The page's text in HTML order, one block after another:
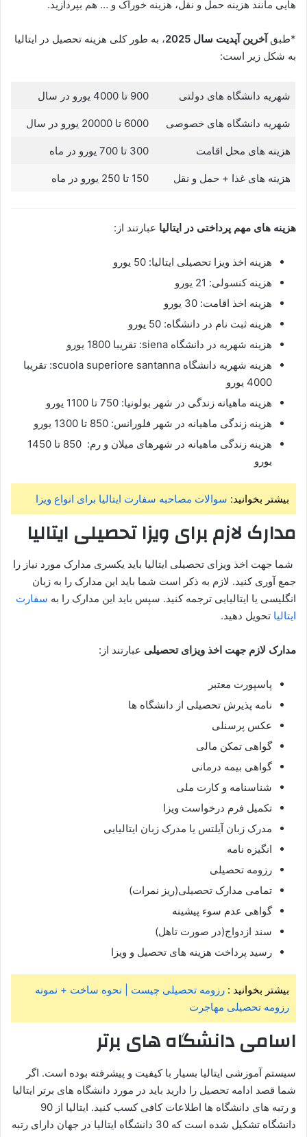
هایی مانند هزینه حمل و نقل، هزینه خوراک و … هم بپردازید.
*طبق آخرین آپدیت سال 2025
، به طور کلی هزینه تحصیل در ایتالیا
به شکل زیر است:
شهریه دانشگاه های دولتی 900 تا 4000 یورو در سال
شهریه دانشگاه های خصوصی 6000 تا 20000 یورو در سال
هزینه های محل اقامت 300 تا 700 یورو در ماه
هزینه های غذا + حمل و نقل 150 تا 250 یورو در ماه
هزینه های مهم پرداختی در ایتالیا عبارتند از:
هزینه اخذ ویزا تحصیلی ایتالیا: 50 یورو
هزینه کنسولی: 21 یورو
هزینه اخذ اقامت: 30 یورو
هزینه ثبت نام در دانشگاه: 50 یورو
هزینه شهریه در دانشگاه siena: تقریبا 1800 یورو
هزینه شهریه دانشگاه scuola superiore santanna: تقریبا
4000 یورو
هزینه ماهیانه زندگی در شهر بولونیا: 750 تا 1100 یورو
هزینه زندگی ماهیانه در شهر فلورانس: 850 تا 1300 یورو
هزینه زندگی ماهیانه در شهرهای میلان و رم: 850 تا 1450
یورو
بیشتر بخوانید: سوالات مصاحبه سفارت ایتالیا برای انواع ویزا
مدارک لازمبرای ویزا تحصیلی ایتالیا
شما جهت اخذ ویزای تحصیلی ایتالیا باید یکسری مدارک مورد نیاز را
جمع آوری کنید. لازم به ذکر است شما باید این مدارک را به زبان
انگلیسی یا ایتالیایی ترجمه کنید. سپس باید این مدارک را به سفارت
ایتالیا تحویل دهید.
مدارک لازم جهت اخذ ویزای تحصیلی عبارتند از:
پاسپورت معتبر
نامه پذیرش تحصیلی از دانشگاه ها
عکس پرسنلی
گواهی تمکن مالی
گواهی بیمه درمانی
شناسنامه و کارت ملی
تکمیل فرم درخواست ویزا
مدرک زبان آیلتس یا مدرک زبان ایتالیایی
انگیزه نامه
رزومه تحصیلی
تمامی مدارک تحصیلی(ریز نمرات)
گواهی عدم سوء پیشینه
سند ازدواج(در صورت تاهل)
رسید پرداخت هزینه های تحصیل و ویزا
بیشتر بخوانید : رزومه تحصیلی چیست | نحوه ساخت + نمونه
رزومه تحصیلی مهاجرت
اسامی دانشگاه های برتر
سیستم آموزشی ایتالیا بسیار با کیفیت و پیشرفته بوده است. اگر
شما قصد ادامه تحصیل را دارید باید در مورد دانشگاه های برتر ایتالیا
و رتبه های دانشگاه ها اطلاعات کافی کسب کنید. ایتالیا از 90
دانشگاه تشکیل شده است که 30 دانشگاه ایتالیا در جهان دارای رتبه